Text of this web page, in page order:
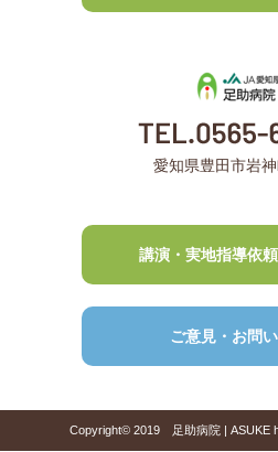
愛知県豊田市岩
講演・実地指導依
ご意見・お問
Copyright© 2019 足助病院 | ASUKE